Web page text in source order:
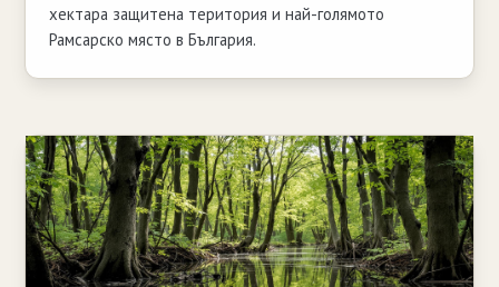
хектара защитена територия и най-голямото
Рамсарско място в България.